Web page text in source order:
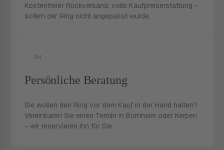
Kostenfreier Rückversand, volle Kaufpreiserstattung -
sofern der Ring nicht angepasst wurde.
- 04
Persönliche Beratung
Sie wollen den Ring vor dem Kauf in der Hand halten?
Vereinbaren Sie einen Termin in Bornheim oder Kerpen
- wir reservieren ihn für Sie.